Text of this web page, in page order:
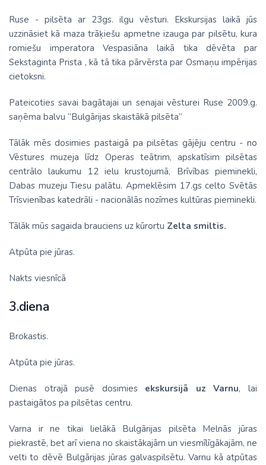
Ruse - pilsēta ar 23gs. ilgu vēsturi. Ekskursijas laikā jūs
uzzināsiet kā maza trāķiešu apmetne izauga par pilsētu, kura
romiešu imperatora Vespasiāna laikā tika dēvēta par
Sekstaginta Prista , kā tā tika pārvērsta par Osmaņu impērijas
cietoksni.
Pateicoties savai bagātajai un senajai vēsturei Ruse 2009.g.
saņēma balvu “Bulgārijas skaistākā pilsēta”
Tālāk mēs dosimies pastaigā pa pilsētas gājēju centru - no
Vēstures muzeja līdz Operas teātrim, apskatīsim pilsētas
centrālo laukumu 12 ielu krustojumā, Brīvības pieminekli,
Dabas muzeju Tiesu palātu. Apmeklēsim 17.gs celto Svētās
Trīsvienības katedrāli - nacionālās nozīmes kultūras pieminekli.
Tālāk mūs sagaida brauciens uz kūrortu Zelta smiltis.
Atpūta pie jūras.
Nakts viesnīcā
3.diena
Brokastis.
Atpūta pie jūras.
Dienas otrajā pusē dosimies ekskursijā uz Varnu, lai
pastaigātos pa pilsētas centru.
Varna ir ne tikai lielākā Bulgārijas pilsēta Melnās jūras
piekrastē, bet arī viena no skaistākajām un viesmīlīgākajām, ne
velti to dēvē Bulgārijas jūras galvaspilsētu. Varnu kā atpūtas